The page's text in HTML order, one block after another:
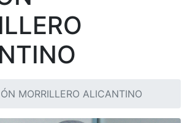
MORRILLERO ALICANTINO